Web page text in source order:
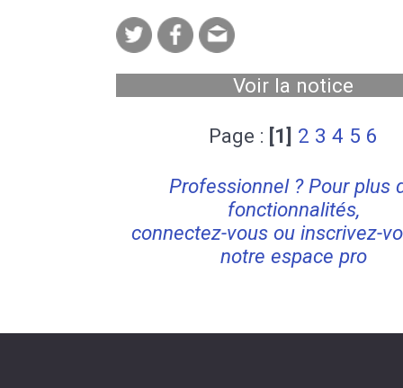
Voir la notice
Page : [1] 2 3 4 5 6
Professionnel ? Pour plus
fonctionnalités,
connectez-vous ou inscrivez-
notre espace pro